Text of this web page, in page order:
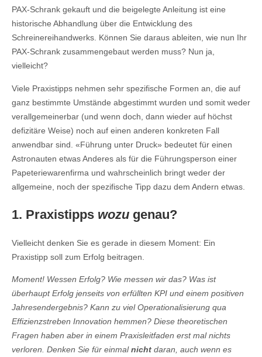
PAX-Schrank gekauft und die beigelegte Anleitung ist eine
historische Abhandlung über die Entwicklung des
Schreinereihandwerks. Können Sie daraus ableiten, wie nun Ihr
PAX-Schrank zusammengebaut werden muss? Nun ja,
vielleicht?
Viele Praxistipps nehmen sehr spezifische Formen an, die auf
ganz bestimmte Umstände abgestimmt wurden und somit weder
verallgemeinerbar (und wenn doch, dann wieder auf höchst
defizitäre Weise) noch auf einen anderen konkreten Fall
anwendbar sind. «Führung unter Druck» bedeutet für einen
Astronauten etwas Anderes als für die Führungsperson einer
Papeteriewarenfirma und wahrscheinlich bringt weder der
allgemeine, noch der spezifische Tipp dazu dem Andern etwas.
1. Praxistipps wozu genau?
Vielleicht denken Sie es gerade in diesem Moment: Ein
Praxistipp soll zum Erfolg beitragen.
Moment! Wessen Erfolg? Wie messen wir das? Was ist
überhaupt Erfolg jenseits von erfüllten KPI und einem positiven
Jahresendergebnis? Kann zu viel Operationalisierung qua
Effizienzstreben Innovation hemmen? Diese theoretischen
Fragen haben aber in einem Praxisleitfaden erst mal nichts
verloren. Denken Sie für einmalnicht daran, auch wenn es